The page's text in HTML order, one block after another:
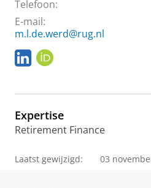
Telefoon:
E-mail:
m.l.de.werd@rug.nl
L
i
k
d
I
I
Expertise
Retirement Finance
Laatst gewijzigd: 03